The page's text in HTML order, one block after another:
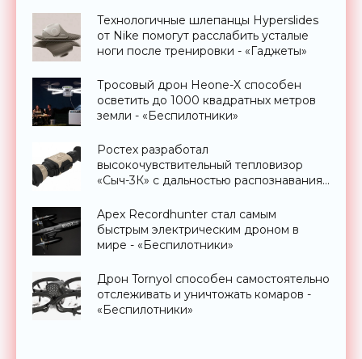
Технологичные шлепанцы Hyperslides
от Nike помогут расслабить усталые
ноги после тренировки - «Гаджеты»
Тросовый дрон Heone-X способен
осветить до 1000 квадратных метров
земли - «Беспилотники»
Ростех разработал
высокочувствительный тепловизор
«Сыч-3К» с дальностью распознавания
Apex Recordhunter стал самым
быстрым электрическим дроном в
мире - «Беспилотники»
Дрон Tornyol способен самостоятельно
отслеживать и уничтожать комаров -
«Беспилотники»